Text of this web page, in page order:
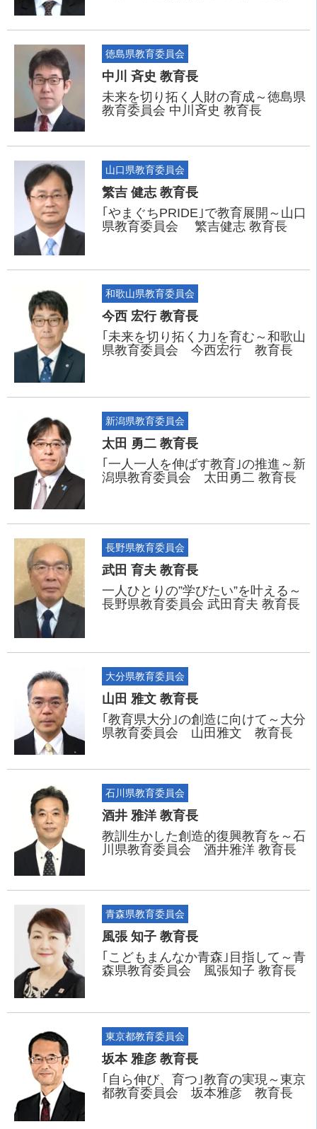
徳島県教育委員会
中川 斉史 教育長
未来を切り拓く人財の育成～徳島県
教育委員会 中川斉史 教育長
山口県教育委員会
繁吉 健志 教育長
｢やまぐちPRIDE｣で教育展開～山口
県教育委員会 繁吉健志 教育長
和歌山県教育委員会
今西 宏行 教育長
｢未来を切り拓く力｣を育む～和歌山
県教育委員会 今西宏行 教育長
新潟県教育委員会
太田 勇二 教育長
｢一人一人を伸ばす教育｣の推進～新
潟県教育委員会 太田勇二 教育長
長野県教育委員会
武田 育夫 教育長
一人ひとりの”学びたい”を叶える～
長野県教育委員会 武田育夫 教育長
大分県教育委員会
山田 雅文 教育長
｢教育県大分｣の創造に向けて～大分
県教育委員会 山田雅文 教育長
石川県教育委員会
酒井 雅洋 教育長
教訓生かした創造的復興教育を～石
川県教育委員会 酒井雅洋 教育長
青森県教育委員会
風張 知子 教育長
｢こどもまんなか青森｣目指して～青
森県教育委員会 風張知子 教育長
東京都教育委員会
坂本 雅彦 教育長
｢自ら伸び、育つ｣教育の実現～東京
都教育委員会 坂本雅彦 教育長